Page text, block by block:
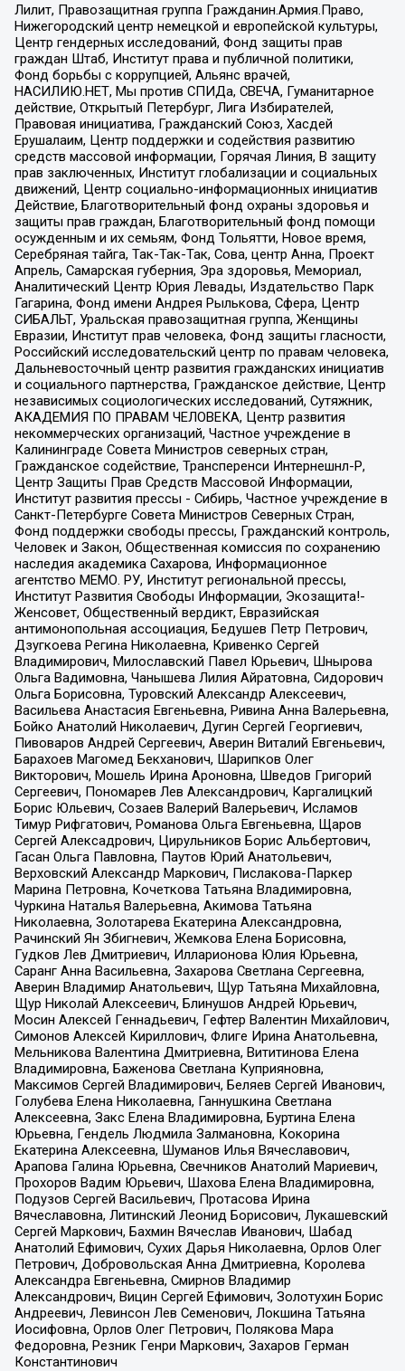
Лилит, Правозащитная группа Гражданин.Армия.Право,
Нижегородский центр немецкой и европейской культуры,
Центр гендерных исследований, Фонд защиты прав
граждан Штаб, Институт права и публичной политики,
Фонд борьбы с коррупцией, Альянс врачей,
НАСИЛИЮ.НЕТ, Мы против СПИДа, СВЕЧА, Гуманитарное
действие, Открытый Петербург, Лига Избирателей,
Правовая инициатива, Гражданский Союз, Хасдей
Ерушалаим, Центр поддержки и содействия развитию
средств массовой информации, Горячая Линия, В защиту
прав заключенных, Институт глобализации и социальных
движений, Центр социально-информационных инициатив
Действие, Благотворительный фонд охраны здоровья и
защиты прав граждан, Благотворительный фонд помощи
осужденным и их семьям, Фонд Тольятти, Новое время,
Серебряная тайга, Так-Так-Так, Сова, центр Анна, Проект
Апрель, Самарская губерния, Эра здоровья, Мемориал,
Аналитический Центр Юрия Левады, Издательство Парк
Гагарина, Фонд имени Андрея Рылькова, Сфера, Центр
СИБАЛЬТ, Уральская правозащитная группа, Женщины
Евразии, Институт прав человека, Фонд защиты гласности,
Российский исследовательский центр по правам человека,
Дальневосточный центр развития гражданских инициатив
и социального партнерства, Гражданское действие, Центр
независимых социологических исследований, Сутяжник,
АКАДЕМИЯ ПО ПРАВАМ ЧЕЛОВЕКА, Центр развития
некоммерческих организаций, Частное учреждение в
Калининграде Совета Министров северных стран,
Гражданское содействие, Трансперенси Интернешнл-Р,
Центр Защиты Прав Средств Массовой Информации,
Институт развития прессы - Сибирь, Частное учреждение в
Санкт-Петербурге Совета Министров Северных Стран,
Фонд поддержки свободы прессы, Гражданский контроль,
Человек и Закон, Общественная комиссия по сохранению
наследия академика Сахарова, Информационное
агентство МЕМО. РУ, Институт региональной прессы,
Институт Развития Свободы Информации, Экозащита!-
Женсовет, Общественный вердикт, Евразийская
антимонопольная ассоциация, Бедушев Петр Петрович,
Дзугкоева Регина Николаевна, Кривенко Сергей
Владимирович, Милославский Павел Юрьевич, Шнырова
Ольга Вадимовна, Чанышева Лилия Айратовна, Сидорович
Ольга Борисовна, Туровский Александр Алексеевич,
Васильева Анастасия Евгеньевна, Ривина Анна Валерьевна,
Бойко Анатолий Николаевич, Дугин Сергей Георгиевич,
Пивоваров Андрей Сергеевич, Аверин Виталий Евгеньевич,
Барахоев Магомед Бекханович, Шарипков Олег
Викторович, Мошель Ирина Ароновна, Шведов Григорий
Сергеевич, Пономарев Лев Александрович, Каргалицкий
Борис Юльевич, Созаев Валерий Валерьевич, Исламов
Тимур Рифгатович, Романова Ольга Евгеньевна, Щаров
Сергей Алексадрович, Цирульников Борис Альбертович,
Гасан Ольга Павловна, Паутов Юрий Анатольевич,
Верховский Александр Маркович, Пислакова-Паркер
Марина Петровна, Кочеткова Татьяна Владимировна,
Чуркина Наталья Валерьевна, Акимова Татьяна
Николаевна, Золотарева Екатерина Александровна,
Рачинский Ян Збигневич, Жемкова Елена Борисовна,
Гудков Лев Дмитриевич, Илларионова Юлия Юрьевна,
Саранг Анна Васильевна, Захарова Светлана Сергеевна,
Аверин Владимир Анатольевич, Щур Татьяна Михайловна,
Щур Николай Алексеевич, Блинушов Андрей Юрьевич,
Мосин Алексей Геннадьевич, Гефтер Валентин Михайлович,
Симонов Алексей Кириллович, Флиге Ирина Анатольевна,
Мельникова Валентина Дмитриевна, Вититинова Елена
Владимировна, Баженова Светлана Куприяновна,
Максимов Сергей Владимирович, Беляев Сергей Иванович,
Голубева Елена Николаевна, Ганнушкина Светлана
Алексеевна, Закс Елена Владимировна, Буртина Елена
Юрьевна, Гендель Людмила Залмановна, Кокорина
Екатерина Алексеевна, Шуманов Илья Вячеславович,
Арапова Галина Юрьевна, Свечников Анатолий Мариевич,
Прохоров Вадим Юрьевич, Шахова Елена Владимировна,
Подузов Сергей Васильевич, Протасова Ирина
Вячеславовна, Литинский Леонид Борисович, Лукашевский
Сергей Маркович, Бахмин Вячеслав Иванович, Шабад
Анатолий Ефимович, Сухих Дарья Николаевна, Орлов Олег
Петрович, Добровольская Анна Дмитриевна, Королева
Александра Евгеньевна, Смирнов Владимир
Александрович, Вицин Сергей Ефимович, Золотухин Борис
Андреевич, Левинсон Лев Семенович, Локшина Татьяна
Иосифовна, Орлов Олег Петрович, Полякова Мара
Федоровна, Резник Генри Маркович, Захаров Герман
Константинович